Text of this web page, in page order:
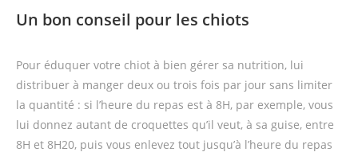
Un bon conseil pour les chiots
Pour éduquer votre chiot à bien gérer sa nutrition, lui
distribuer à manger deux ou trois fois par jour sans limiter
la quantité : si l’heure du repas est à 8H, par exemple, vous
lui donnez autant de croquettes qu’il veut, à sa guise, entre
8H et 8H20, puis vous enlevez tout jusqu’à l’heure du repas